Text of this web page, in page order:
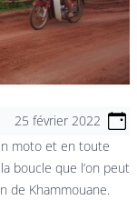
25 février 2022
moto et en toute
boucle que l’on peut
de Khammouane.